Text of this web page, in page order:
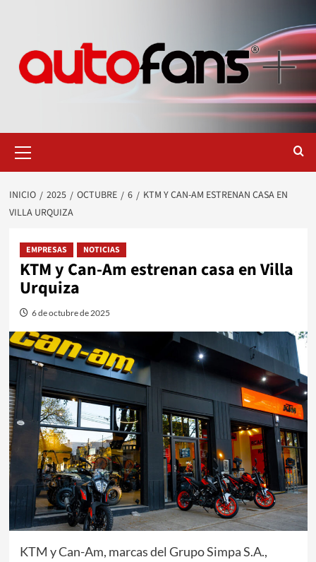
primario
INICIO 2025 OCTUBRE 6
KTM Y CAN-AM ESTRENAN CASA EN
VILLA URQUIZA
EMPRESAS NOTICIAS
KTM y Can-Am estrenan casa en Villa
Urquiza
6 de octubre de 2025
KTM y Can-Am, marcas del Grupo Simpa S.A.,